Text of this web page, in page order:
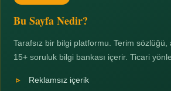
Bu Sayfa Nedir?
Tarafsız bir bilgi platformu. Terim
15+ soruluk bilgi bankası içerir. Ticari
Reklamsız içerik